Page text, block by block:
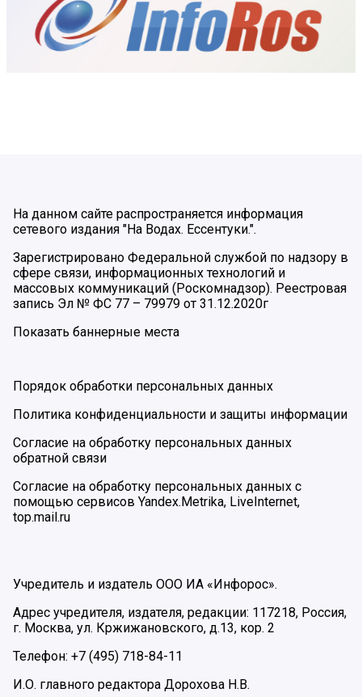
На данном сайте распространяется информация
сетевого издания "На Водах. Ессентуки.".
Зарегистрировано Федеральной службой по надзору в
сфере связи, информационных технологий и
массовых коммуникаций (Роскомнадзор). Реестровая
запись Эл № ФС 77 – 79979 от 31.12.2020г
Показать баннерные места
Порядок обработки персональных данных
Политика конфиденциальности и защиты информации
Согласие на обработку персональных данных
обратной связи
Согласие на обработку персональных данных с
помощью сервисов Yandex.Metrika, LiveInternet,
top.mail.ru
Учредитель и издатель ООО ИА «Инфорос».
Адрес учредителя, издателя, редакции: 117218, Россия,
г. Москва, ул. Кржижановского, д.13, кор. 2
Телефон: +7 (495) 718-84-11
И.О. главного редактора Дорохова Н.В.